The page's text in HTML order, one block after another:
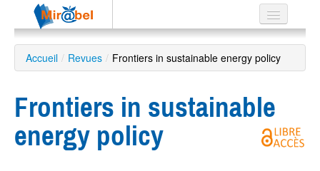
Le réseau
Soutien
Accueil / Revues / Frontiers in sustainable energy policy
Frontiers in sustainable
energy policy